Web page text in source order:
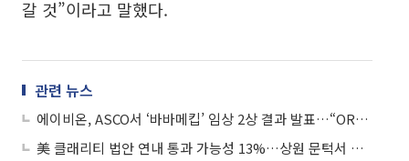
갈 것”이라고 말했다.
관련 뉴스
에이비온, ASCO서 ‘바바메킵’ 임상 2상 결과 발표…“ORR 55%ㆍDoR 최대 19.9개월”
美 클래리티 법안 연내 통과 가능성 13%…상원 문턱서 제동